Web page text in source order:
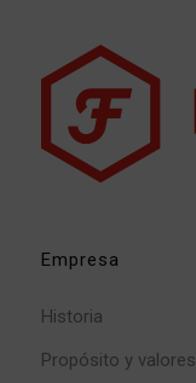
Empresa
Historia
Propósito y valores